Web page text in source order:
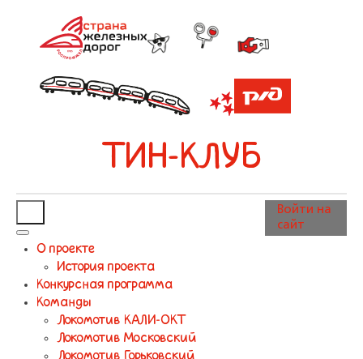
ТИН-КЛУБ
О проекте
История проекта
Конкурсная программа
Команды
Локомотив КАЛИ-ОКТ
Локомотив Московский
Локомотив Горьковский
Войти на
сайт